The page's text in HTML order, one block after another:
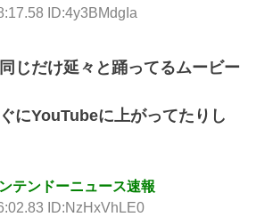
ID:4y3BMdgIa
じだけ延々と踊ってるムービー
にYouTubeに上がってたりし
テンドーニュース速報
ID:NzHxVhLE0